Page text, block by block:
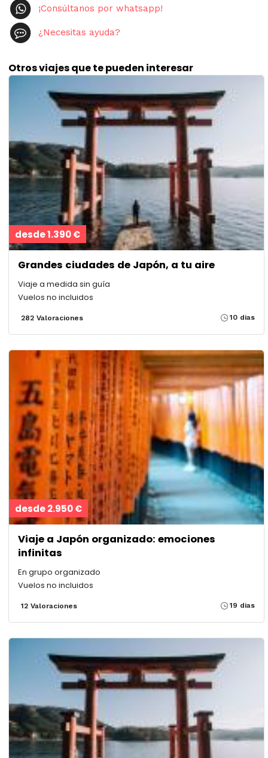
¡Consúltanos por whatsapp!
¿Necesitas ayuda?
Otros viajes que te pueden interesar
desde 1.390 €
Grandes ciudades de Japón, a tu aire
Viaje a medida sin guía
Vuelos no incluidos
282 Valoraciones 10 dias
desde 2.950 €
Viaje a Japón organizado: emociones
infinitas
En grupo organizado
Vuelos no incluidos
12 Valoraciones 19 dias